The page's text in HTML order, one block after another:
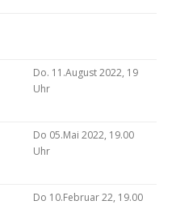
Do. 11.August 2022, 19
Uhr
Do 05.Mai 2022, 19.00
Uhr
Do 10.Februar 22, 19.00